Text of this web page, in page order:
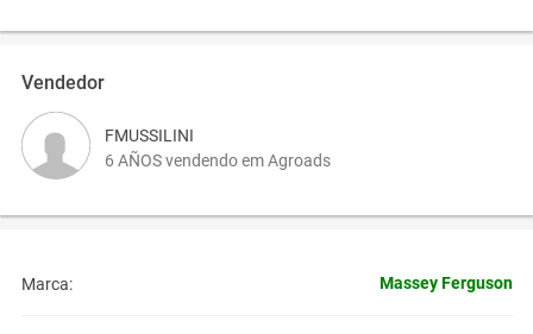
Vendedor
FMUSSILINI
6 AÑOS vendendo em Agroads
Marca: Massey Ferguson